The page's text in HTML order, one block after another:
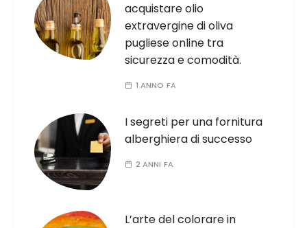
acquistare olio
extravergine di oliva
pugliese online tra
sicurezza e comodità.
1 ANNO FA
I segreti per una fornitura
alberghiera di successo
2 ANNI FA
L’arte del colorare in